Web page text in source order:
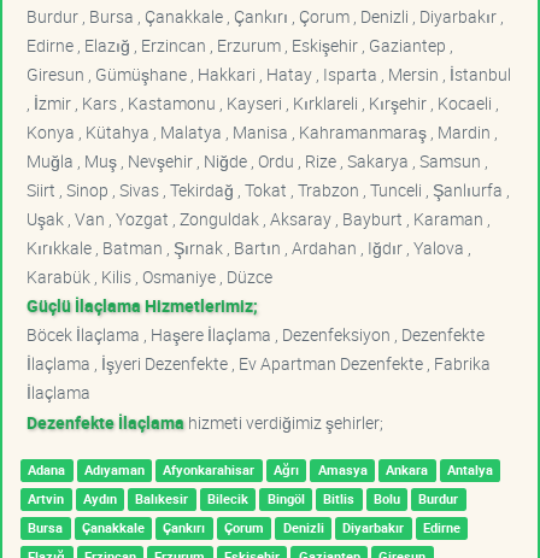
Burdur , Bursa , Çanakkale , Çankırı , Çorum , Denizli , Diyarbakır ,
Edirne , Elazığ , Erzincan , Erzurum , Eskişehir , Gaziantep ,
Giresun , Gümüşhane , Hakkari , Hatay , Isparta , Mersin , İstanbul
, İzmir , Kars , Kastamonu , Kayseri , Kırklareli , Kırşehir , Kocaeli ,
Konya , Kütahya , Malatya , Manisa , Kahramanmaraş , Mardin ,
Muğla , Muş , Nevşehir , Niğde , Ordu , Rize , Sakarya , Samsun ,
Siirt , Sinop , Sivas , Tekirdağ , Tokat , Trabzon , Tunceli , Şanlıurfa ,
Uşak , Van , Yozgat , Zonguldak , Aksaray , Bayburt , Karaman ,
Kırıkkale , Batman , Şırnak , Bartın , Ardahan , Iğdır , Yalova ,
Karabük , Kilis , Osmaniye , Düzce
Güçlü İlaçlama Hizmetlerimiz;
Böcek İlaçlama , Haşere İlaçlama , Dezenfeksiyon , Dezenfekte
İlaçlama , İşyeri Dezenfekte , Ev Apartman Dezenfekte , Fabrika
İlaçlama
Dezenfekte İlaçlama hizmeti verdiğimiz şehirler;
Adana Adıyaman Afyonkarahisar Ağrı Amasya Ankara
Antalya
Artvin
Aydın Balıkesir Bilecik Bingöl Bitlis Bolu
Burdur
Bursa
Çanakkale Çankırı Çorum Denizli Diyarbakır
Edirne